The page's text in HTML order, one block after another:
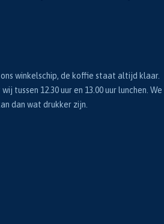
winkelschip, de koffie staat altijd klaar.
tussen 12.30 uur en 13.00 uur lunchen. We
dan wat drukker zijn.